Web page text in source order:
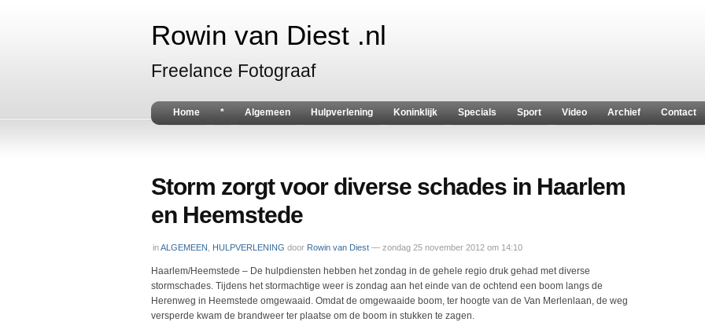
Rowin van Diest .nl
Freelance Fotograaf
Home * Algemeen Hulpverlening Koninklijk Specials Sport Video Archief Contact
Storm zorgt voor diverse schades in Haarlem
en Heemstede
inALGEMEEN HULPVERLENING door Rowin van Diest — zondag 25 november 2012 om 14:10
Haarlem/Heemstede – De hulpdiensten hebben het zondag in de gehele regio druk gehad met diverse
stormschades. Tijdens het stormachtige weer is zondag aan het einde van de ochtend een boom langs de
Herenweg in Heemstede omgewaaid. Omdat de omgewaaide boom, ter hoogte van de Van Merlenlaan, de weg
versperde kwam de brandweer ter plaatse om de boom in stukken te zagen.